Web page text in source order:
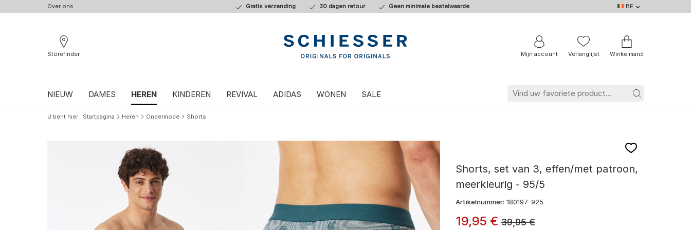
Over ons Gratis verzending 30 dagen retour Geen minimale bestelwaarde
BE
DE
NL
BE
FR
Storefinder
Mijn account Verlanglijst Winkelmand
NIEUW DAMES HEREN KINDEREN REVIVAL ADIDAS WONEN SALE
U bent hier Startpagina Heren Ondermode Shorts
Shorts, set van 3, effen/met patroon,
meerkleurig - 95/5
Artikelnummer: 180197-925
19,95 €39,95€